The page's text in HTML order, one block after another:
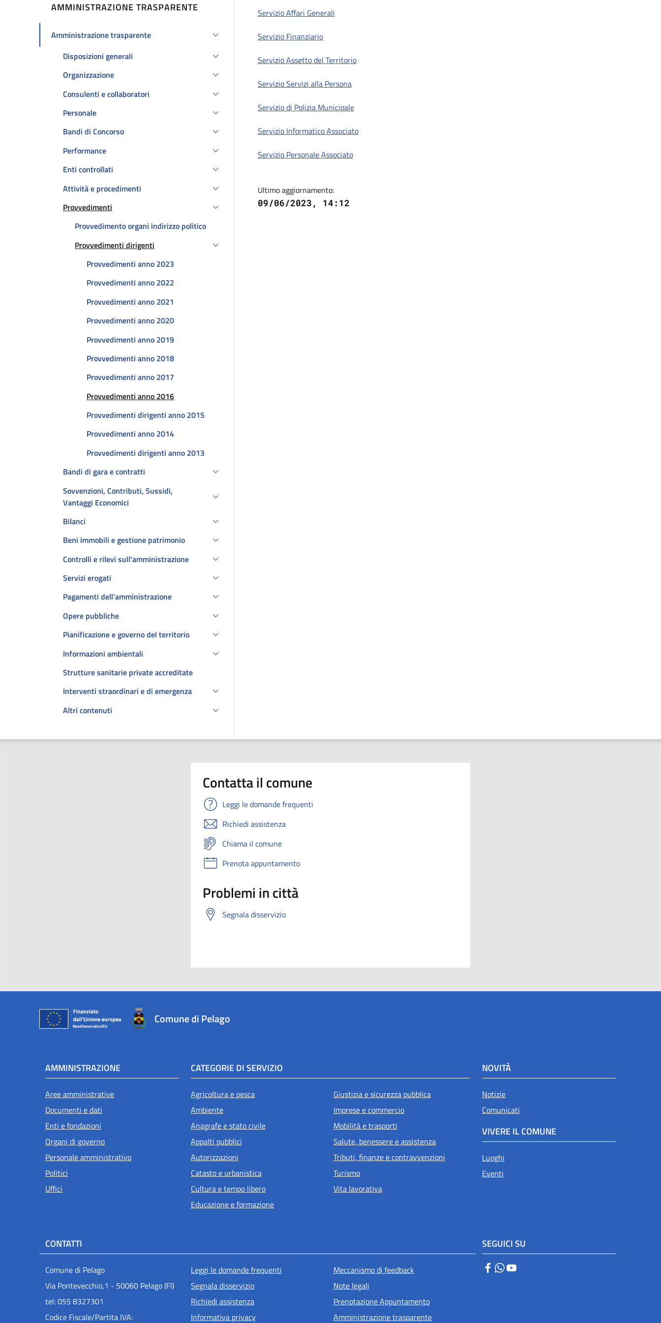
AMMINISTRAZIONE TRASPARENTE
Amministrazione trasparente
Attivo
Disposizioni generali
Organizzazione
Consulenti e collaboratori
Personale
Bandi di Concorso
Performance
Enti controllati
Attività e procedimenti
Provvedimenti
Attivo
Provvedimento organi indirizzo politico
Provvedimenti dirigenti
Attivo
Provvedimenti anno 2023
Provvedimenti anno 2022
Provvedimenti anno 2021
Provvedimenti anno 2020
Provvedimenti anno 2019
Provvedimenti anno 2018
Provvedimenti anno 2017
Provvedimenti anno 2016
Provvedimenti dirigenti anno 2015
Provvedimenti anno 2014
Provvedimenti dirigenti anno 2013
Bandi di gara e contratti
Sovvenzioni, Contributi, Sussidi,
Vantaggi Economici
Bilanci
Beni immobili e gestione patrimonio
Controlli e rilevi sull'amministrazione
Servizi erogati
Pagamenti dell'amministrazione
Opere pubbliche
Pianificazione e governo del territorio
Informazioni ambientali
Strutture sanitarie private accreditate
Interventi straordinari e di emergenza
Altri contenuti
Descrizione
Servizio Affari Generali
Servizio Finanziario
Servizio Assetto del Territorio
Servizio Servizi alla Persona
Servizio di Polizia Municipale
Servizio Informatico Associato
Servizio Personale Associato
Ultimo aggiornamento:
09/06/2023, 14:12
Contatta il comune
Leggi le domande frequenti
Richiedi assistenza
Chiama il comune
Prenota appuntamento
Problemi in città
Segnala disservizio
Comune di Pelago
AMMINISTRAZIONE
Aree amministrative
Documenti e dati
Enti e fondazioni
Organi di governo
Personale amministrativo
Politici
Uffici
CATEGORIE DI SERVIZIO
Agricoltura e pesca
Ambiente
Anagrafe e stato civile
Appalti pubblici
Autorizzazioni
Catasto e urbanistica
Cultura e tempo libero
Educazione e formazione
Giustizia e sicurezza pubblica
Imprese e commercio
Mobilità e trasporti
Salute, benessere e assistenza
Tributi, finanze e contravvenzioni
Turismo
Vita lavorativa
NOVITÀ
Notizie
Comunicati
VIVERE IL COMUNE
Luoghi
Eventi
CONTATTI
Comune di Pelago
Via Pontevecchio,1 - 50060 Pelago (FI)
tel: 055 8327301
Codice Fiscale/Partita IVA:
Menu piè di pagina
Leggi le domande frequenti
Segnala disservizio
Richiedi assistenza
Informativa privacy
Meccanismo di feedback
Note legali
Prenotazione Appuntamento
Amministrazione trasparente
SEGUICI SU
Facebook
WhatsApp